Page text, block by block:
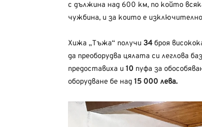
с дължина над 600 км, по който
чужбина, и за които е
Хижа „Тъжа“ получи 34броя
да преоборудва цялата си леглова
предоставиха и 10 пуфа за
оборудване бе над 15 000 лева.